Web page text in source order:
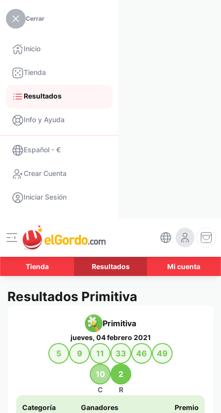
Cerrar
Inicio
Tienda
Resultados
Info y Ayuda
Español - €
Crear Cuenta
Iniciar Sesión
Tienda Resultados Mi cuenta
Resultados Primitiva
Primitiva
jueves, 04 febrero 2021
5 9 11 33 46 49
10
C
2
R
Categoría Ganadores Premio